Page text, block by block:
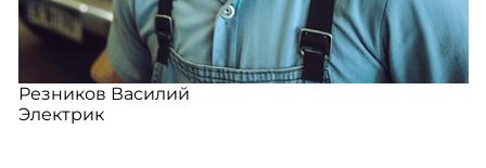
Резников Василий
Электрик